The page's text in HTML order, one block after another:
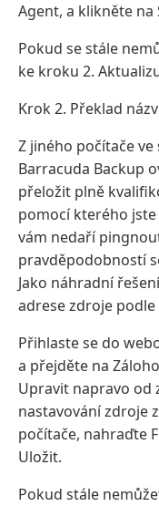
Agent, a klikněte na
Pokud se stále
ke kroku 2.
Krok 2. Překlad
Z jiného počítače
Barracuda Backup
přeložit plně
pomocí kterého
vám nedaří
pravděpodobností
Jako náhradní
adrese zdroje
Přihlaste se do
a přejděte na
Upravit napravo od
nastavování zdroje
počítače, nahraďte
Uložit.
Pokud stále